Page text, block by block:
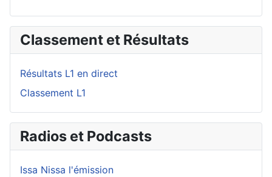
Classement et Résultats
Résultats L1 en direct
Classement L1
Radios et Podcasts
Issa Nissa l'émission